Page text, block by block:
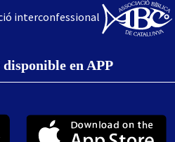
interconfessional
en APP